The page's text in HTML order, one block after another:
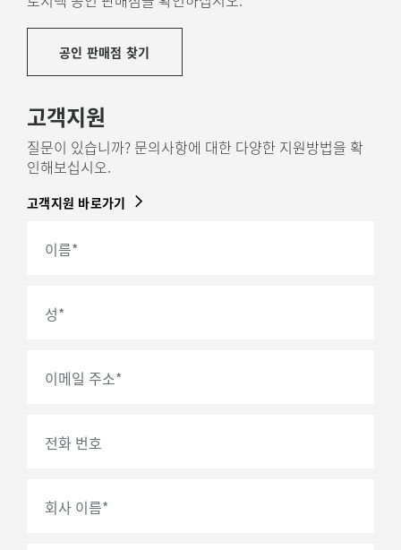
공인 판매점 찾기
고객지원
질문이 있습니까? 문의사항에 대한 다양한 지원방법을 확
인해보십시오.
고객지원 바로가기
이름*
성*
이메일 주소*
전화 번호
회사 이름*